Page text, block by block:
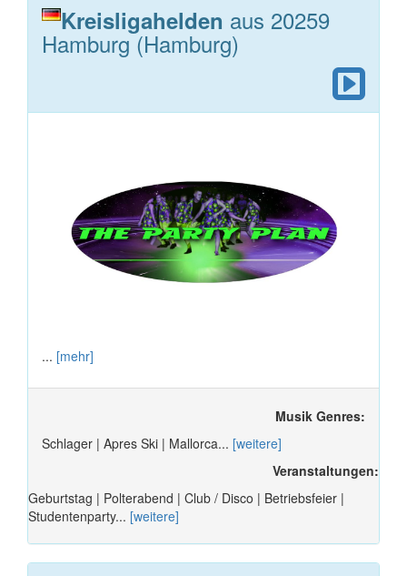
Kreisligahelden aus 20259
Hamburg (Hamburg)
... [mehr]
Musik Genres:
Schlager | Apres Ski | Mallorca... [weitere]
Veranstaltungen:
Geburtstag | Polterabend | Club / Disco | Betriebsfeier |
Studentenparty... [weitere]